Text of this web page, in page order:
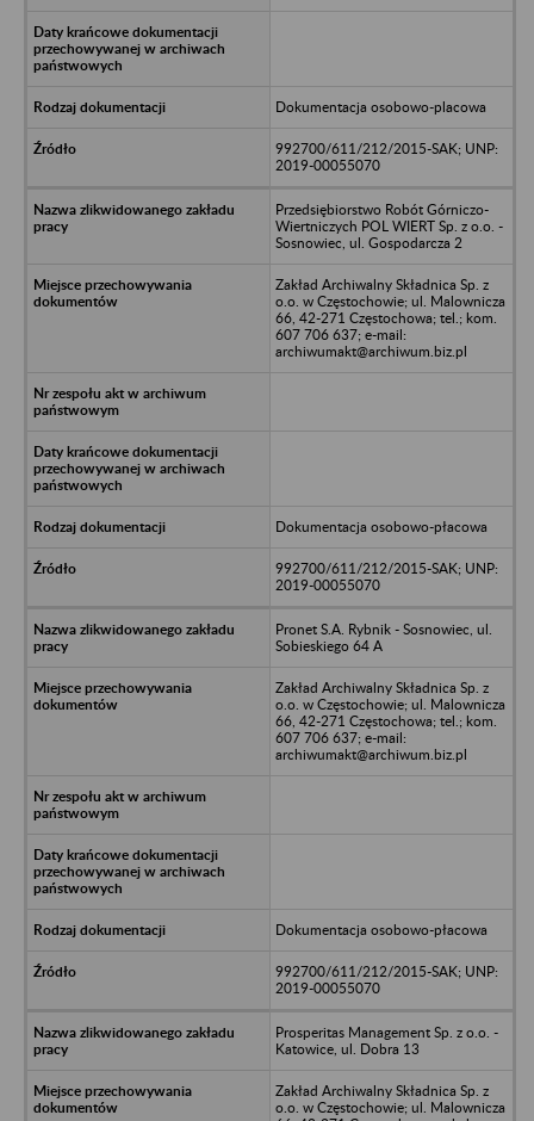
Dokumentacja osobowo-placowa
992700/611/212/2015-SAK; UNP:
2019-00055070
Przedsiębiorstwo Robót Górniczo-
Wiertniczych POL WIERT Sp. z o.o. -
Sosnowiec, ul. Gospodarcza 2
Zakład Archiwalny Składnica Sp. z
o.o. w Częstochowie; ul. Malownicza
66, 42-271 Częstochowa; tel.; kom.
607 706 637; e-mail:
archiwumakt@archiwum.biz.pl
Dokumentacja osobowo-płacowa
992700/611/212/2015-SAK; UNP:
2019-00055070
Pronet S.A. Rybnik - Sosnowiec, ul.
Sobieskiego 64 A
Zakład Archiwalny Składnica Sp. z
o.o. w Częstochowie; ul. Malownicza
66, 42-271 Częstochowa; tel.; kom.
607 706 637; e-mail:
archiwumakt@archiwum.biz.pl
Dokumentacja osobowo-płacowa
992700/611/212/2015-SAK; UNP:
2019-00055070
Prosperitas Management Sp. z o.o. -
Katowice, ul. Dobra 13
Zakład Archiwalny Składnica Sp. z
o.o. w Częstochowie; ul. Malownicza